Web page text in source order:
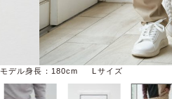
モデル身長：180cm Lサイズ